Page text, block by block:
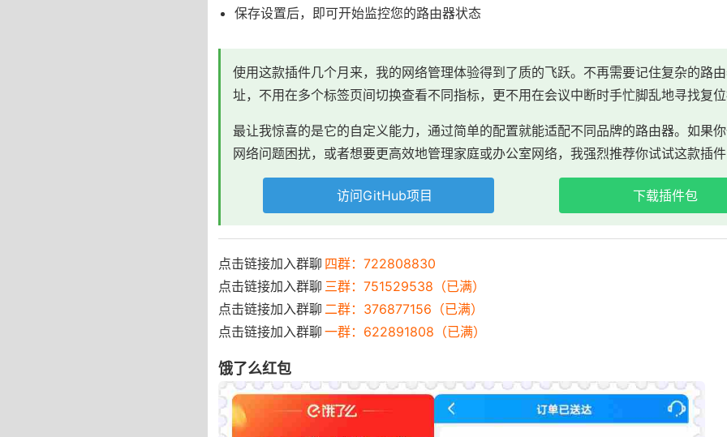
保存设置后，即可开始监控您的路由器状态
使用这款插件几个月来，我的网络管理体验得到了质的飞跃。不再需要记住复杂的路
址，不用在多个标签页间切换查看不同指标，更不用在会议中断时手忙脚乱地寻找复
最让我惊喜的是它的自定义能力，通过简单的配置就能适配不同品牌的路由器。如果
网络问题困扰，或者想要更高效地管理家庭或办公室网络，我强烈推荐你试试这款插
访问GitHub项目 下载插件
点击链接加入群聊 四群：722808830
点击链接加入群聊 三群：751529538（已满）
点击链接加入群聊 二群：376877156（已满）
点击链接加入群聊 一群：622891808（已满）
饿了么红包